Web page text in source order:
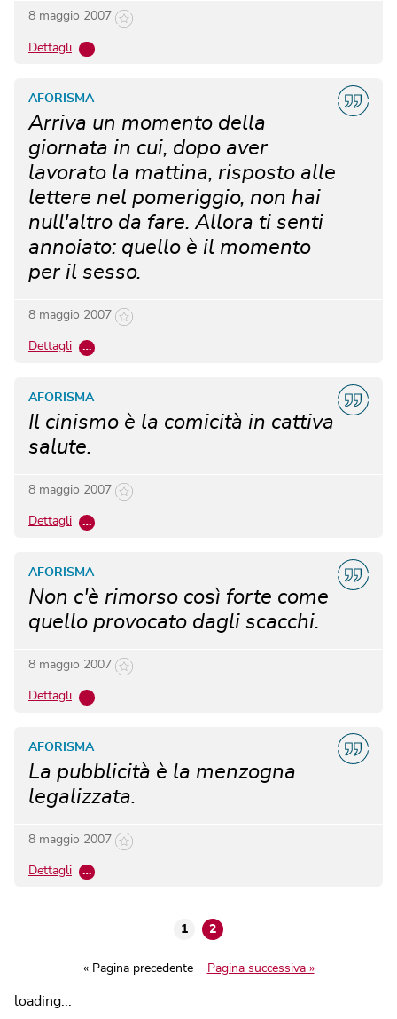
8 maggio 2007
Dettagli …
Arriva un momento della
giornata in cui, dopo aver
lavorato la mattina, risposto alle
lettere nel pomeriggio, non hai
null'altro da fare. Allora ti senti
annoiato: quello è il momento
per il sesso.
AFORISMA
8 maggio 2007
Dettagli …
Il cinismo è la comicità in cattiva
salute.
AFORISMA
8 maggio 2007
Dettagli …
Non c'è rimorso così forte come
quello provocato dagli scacchi.
AFORISMA
8 maggio 2007
Dettagli …
La pubblicità è la menzogna
legalizzata.
AFORISMA
8 maggio 2007
Dettagli …
1 2
« Pagina precedente Pagina successiva »
loading...